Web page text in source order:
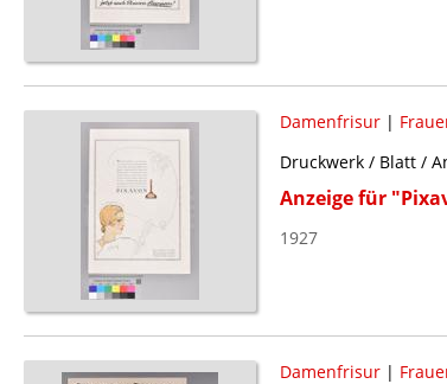
Damenfrisur|
Druckwerk / Blatt /
Anzeige für
1927
Damenfrisur|